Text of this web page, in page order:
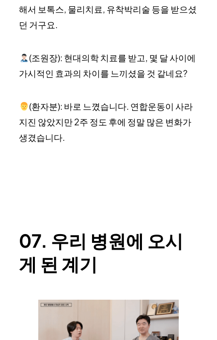
해서 보톡스, 물리치료, 유착박리술 등을 받으셨
던 거구요.
(조원장): 현대의학 치료를 받고, 몇 달 사이에
가시적인 효과의 차이를 느끼셨을 것 같네요?
(환자분): 바로 느꼈습니다. 연합운동이 사라
지진 않았지만 2주 정도 후에 정말 많은 변화가
생겼습니다.
07. 우리 병원에 오시
게 된 계기